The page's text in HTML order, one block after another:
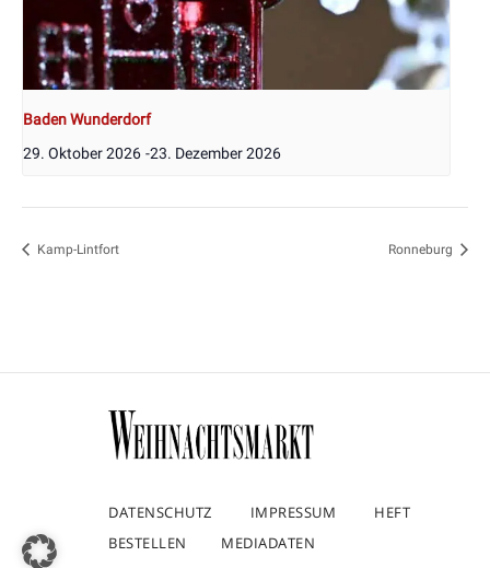
Baden Wunderdorf
29. Oktober 2026 -23. Dezember 2026
Kamp-Lintfort Ronneburg
DATENSCHUTZ IMPRESSUM
HEFT
BESTELLEN
MEDIADATEN